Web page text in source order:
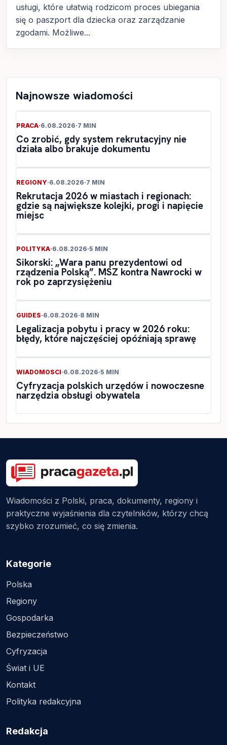
usługi, które ułatwią rodzicom proces ubiegania
się o paszport dla dziecka oraz zarządzanie
zgodami. Możliwe...
Najnowsze wiadomości
PRACA·6.08.2026·7 MIN
Co zrobić, gdy system rekrutacyjny nie
działa albo brakuje dokumentu
REGIONY·6.08.2026·7 MIN
Rekrutacja 2026 w miastach i regionach:
gdzie są największe kolejki, progi i napięcie
miejsc
POLITYKA·6.08.2026·5 MIN
Sikorski: „Wara panu prezydentowi od
rządzenia Polską”. MSZ kontra Nawrocki w
rok po zaprzysiężeniu
GUIDES·6.08.2026·8 MIN
Legalizacja pobytu i pracy w 2026 roku:
błędy, które najczęściej opóźniają sprawę
WIADOMOSCI·6.08.2026·5 MIN
Cyfryzacja polskich urzędów i nowoczesne
narzędzia obsługi obywatela
Wiadomości z Polski, praca, dokumenty, regiony i
praktyczne wyjaśnienia dla czytelników, którzy chcą
szybko zrozumieć, co się zmienia.
Kategorie
Polska
Regiony
Gospodarka
Bezpieczeństwo
Cyfryzacja
Świat i UE
Kontakt
Polityka redakcyjna
Redakcja